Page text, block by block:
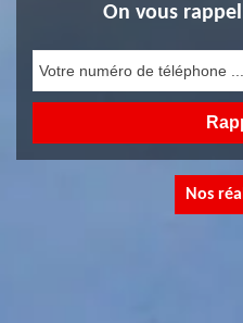
On vous
Nos